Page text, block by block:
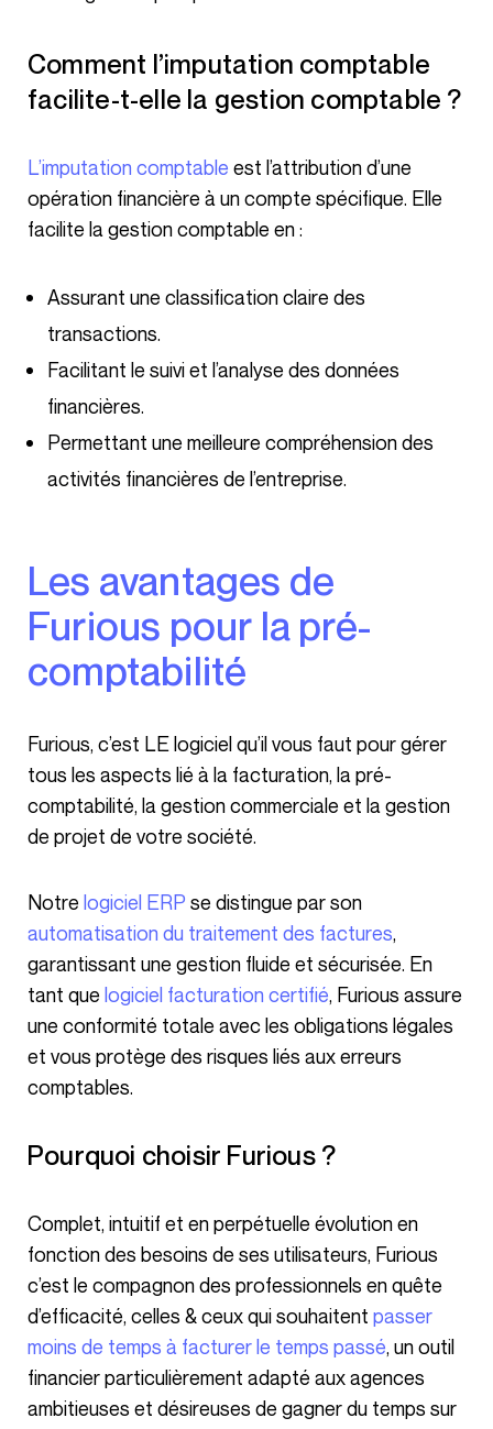
Comment l’imputation comptable
facilite-t-elle la gestion comptable ?
L’imputation comptable est l’attribution d’une
opération financière à un compte spécifique. Elle
facilite la gestion comptable en :
Assurant une classification claire des
transactions.
Facilitant le suivi et l’analyse des données
financières.
Permettant une meilleure compréhension des
activités financières de l’entreprise.
Les avantages de
Furious pour la pré-
comptabilité
Furious, c’est LE logiciel qu’il vous faut pour gérer
tous les aspects lié à la facturation, la pré-
comptabilité, la gestion commerciale et la gestion
de projet de votre société.
Notre logiciel ERP se distingue par son
automatisation du traitement des factures,
garantissant une gestion fluide et sécurisée. En
tant que logiciel facturation certifié, Furious assure
une conformité totale avec les obligations légales
et vous protège des risques liés aux erreurs
comptables.
Pourquoi choisir Furious ?
Complet, intuitif et en perpétuelle évolution en
fonction des besoins de ses utilisateurs, Furious
c’est le compagnon des professionnels en quête
d’efficacité, celles & ceux qui souhaitent passer
moins de temps à facturer le temps passé, un outil
financier particulièrement adapté aux agences
ambitieuses et désireuses de gagner du temps sur